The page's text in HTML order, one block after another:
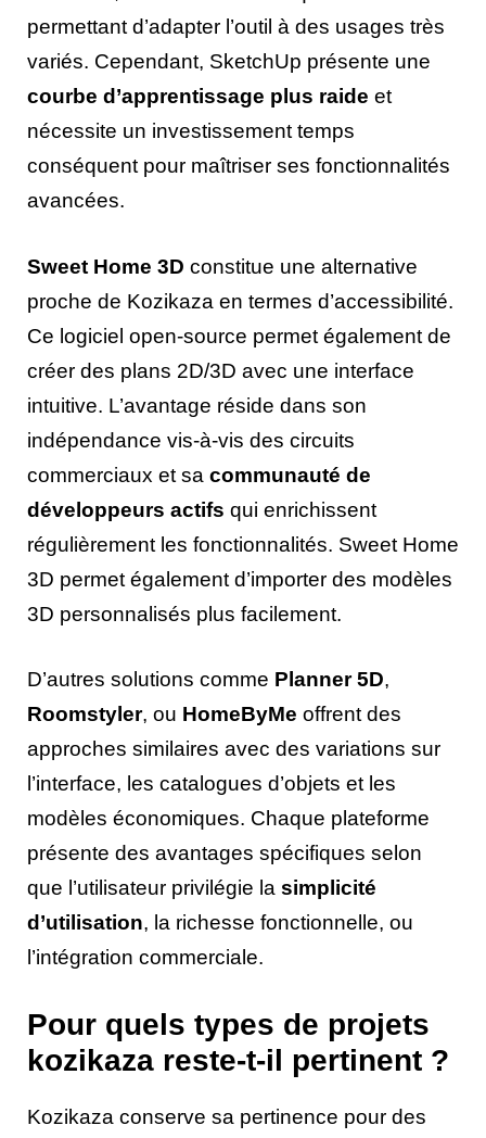
permettant d’adapter l’outil à des usages très
variés. Cependant, SketchUp présente une
courbe d’apprentissage plus raide et
nécessite un investissement temps
conséquent pour maîtriser ses fonctionnalités
avancées.
Sweet Home 3D constitue une alternative
proche de Kozikaza en termes d’accessibilité.
Ce logiciel open-source permet également de
créer des plans 2D/3D avec une interface
intuitive. L’avantage réside dans son
indépendance vis-à-vis des circuits
commerciaux et sa communauté de
développeurs actifs qui enrichissent
régulièrement les fonctionnalités. Sweet Home
3D permet également d’importer des modèles
3D personnalisés plus facilement.
D’autres solutions comme Planner 5D,
Roomstyler, ou HomeByMe offrent des
approches similaires avec des variations sur
l’interface, les catalogues d’objets et les
modèles économiques. Chaque plateforme
présente des avantages spécifiques selon
que l’utilisateur privilégie la simplicité
d’utilisation, la richesse fonctionnelle, ou
l’intégration commerciale.
Pour quels types de projets
kozikaza reste-t-il pertinent ?
Kozikaza conserve sa pertinence pour des